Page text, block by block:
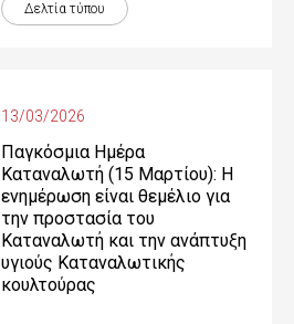
Δελτία τύπου
13/03/2026
Παγκόσμια Ημέρα
Καταναλωτή (15 Μαρτίου): Η
ενημέρωση είναι θεμέλιο για
την προστασία του
Καταναλωτή και την ανάπτυξη
υγιούς Καταναλωτικής
κουλτούρας